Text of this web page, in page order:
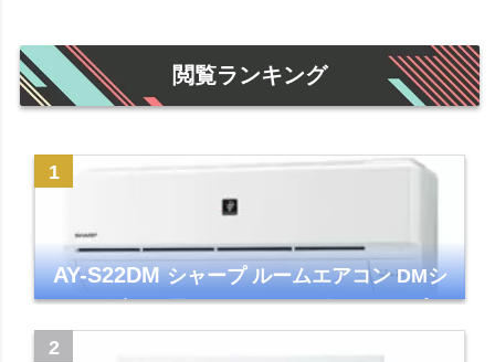
閲覧ランキング
AY-S22DMシャープ ルームエアコン DMシ
リーズ 主に6畳 ホワイト 2024年モデル プラ